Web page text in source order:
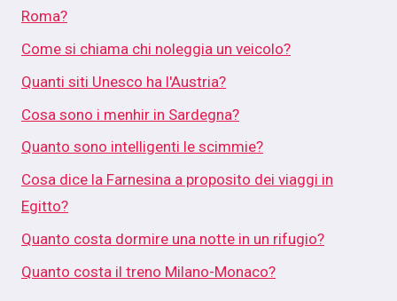
Roma?
Come si chiama chi noleggia un veicolo?
Quanti siti Unesco ha l'Austria?
Cosa sono i menhir in Sardegna?
Quanto sono intelligenti le scimmie?
Cosa dice la Farnesina a proposito dei viaggi in
Egitto?
Quanto costa dormire una notte in un rifugio?
Quanto costa il treno Milano-Monaco?